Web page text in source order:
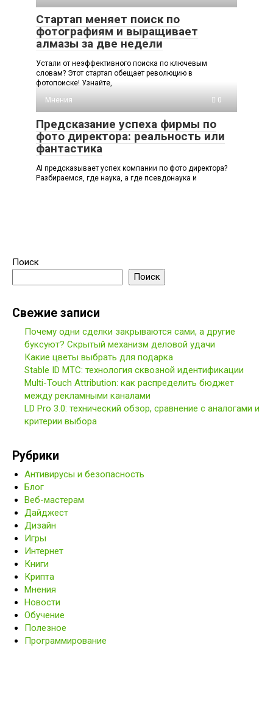
Стартап меняет поиск по
фотографиям и выращивает
алмазы за две недели
Устали от неэффективного поиска по ключевым
словам? Этот стартап обещает революцию в
фотопоиске! Узнайте,
Мнения
0
Предсказание успеха фирмы по
фото директора: реальность или
фантастика
AI предсказывает успех компании по фото директора?
Разбираемся, где наука, а где псевдонаука и
Поиск
Поиск
Свежие записи
Почему одни сделки закрываются сами, а другие
буксуют? Скрытый механизм деловой удачи
Какие цветы выбрать для подарка
Stable ID МТС: технология сквозной идентификации
Multi-Touch Attribution: как распределить бюджет
между рекламными каналами
LD Pro 3.0: технический обзор, сравнение с аналогами и
критерии выбора
Рубрики
Антивирусы и безопасность
Блог
Веб-мастерам
Дайджест
Дизайн
Игры
Интернет
Книги
Крипта
Мнения
Новости
Обучение
Полезное
Программирование